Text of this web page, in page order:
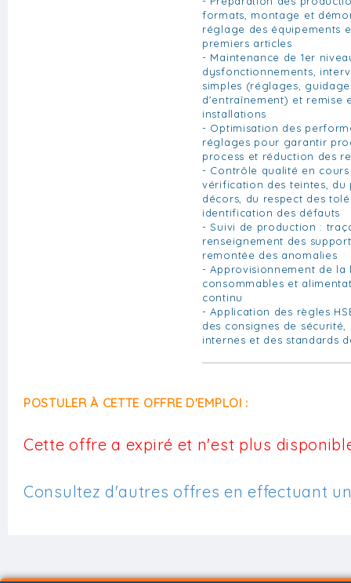
formats, montage et
réglage des équipements
premiers articles
- Maintenance de 1er
dysfonctionnements,
simples (réglages,
d'entraînement) et remise
installations
- Optimisation des
réglages pour garantir
process et réduction des
- Contrôle qualité en
vérification des teintes, du
décors, du respect des
identification des défauts
- Suivi de production :
renseignement des
remontée des anomalies
- Approvisionnement de la
consommables et
continu
- Application des règles
des consignes de
internes et des standards
POSTULER À CETTE OFFRE D'EMPLOI :
Cette offre a expiré et n'est plus
Consultez d'autres offres en effectuant